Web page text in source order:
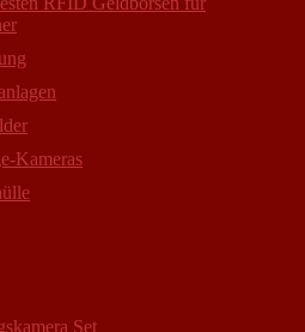
Kameras
Set